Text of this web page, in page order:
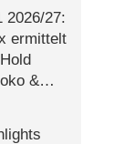
2026/​27:
ermittelt
&